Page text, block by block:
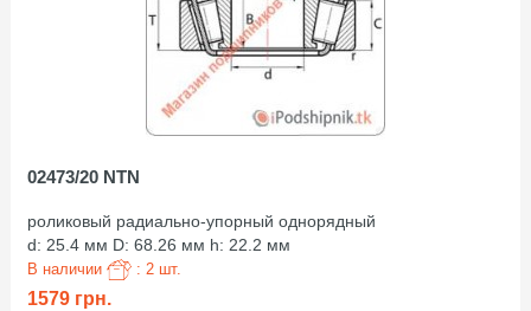
02473/20 NTN
роликовый радиально-упорный однорядный
d: 25.4 мм D: 68.26 мм h: 22.2 мм
В наличии : 2 шт.
1579 грн.